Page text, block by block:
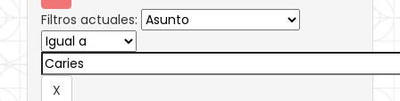
Filtros actuales: